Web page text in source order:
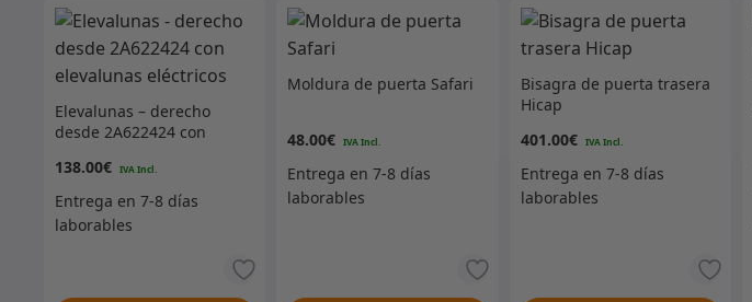
Elevalunas – derecho
desde 2A622424 con
138.00€
Moldura de puerta Safari
48.00€
Bisagra de puerta trasera
Hicap
401.00€